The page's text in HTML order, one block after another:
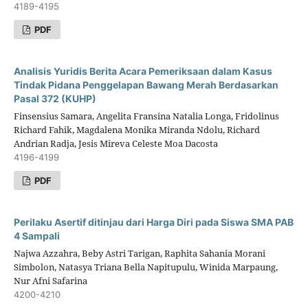
4189-4195
PDF
Analisis Yuridis Berita Acara Pemeriksaan dalam Kasus
Tindak Pidana Penggelapan Bawang Merah Berdasarkan
Pasal 372 (KUHP)
Finsensius Samara, Angelita Fransina Natalia Longa, Fridolinus
Richard Fahik, Magdalena Monika Miranda Ndolu, Richard
Andrian Radja, Jesis Mireva Celeste Moa Dacosta
4196-4199
PDF
Perilaku Asertif ditinjau dari Harga Diri pada Siswa SMA PAB
4 Sampali
Najwa Azzahra, Beby Astri Tarigan, Raphita Sahania Morani
Simbolon, Natasya Triana Bella Napitupulu, Winida Marpaung,
Nur Afni Safarina
4200-4210